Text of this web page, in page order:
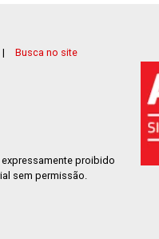
|
Busca no site
expressamente proibido
sem permissão.